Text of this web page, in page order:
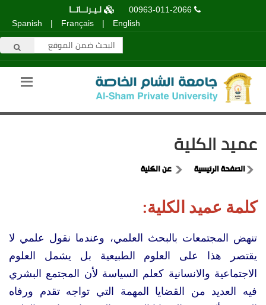
00963-011-2066
لـيـرنــاتــا
English
|
Français
|
Spanish
عميد الكلية
الصفحة الرئيسية عن الكلية
كلمة عميد الكلية:
تنهض المجتمعات بالبحث العلمي، وعندما نقول علمي لا
يقتصر هذا على العلوم الطبيعية بل يشمل العلوم
الاجتماعية والانسانية كعلم السياسة لأن المجتمع البشري
فيه العديد من القضايا المهمة التي تواجه تقدم ورفاه